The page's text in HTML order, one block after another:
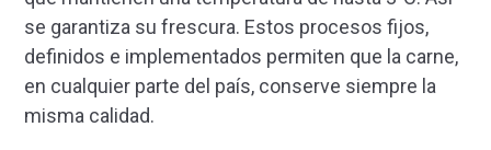
se garantiza su frescura. Estos procesos fijos,
definidos e implementados permiten que la carne,
en cualquier parte del país, conserve siempre la
misma calidad.